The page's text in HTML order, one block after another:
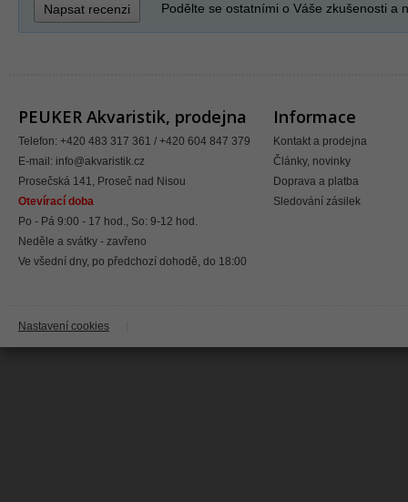
Napsat recenzi Podělte se ostatními o Váše zkušenosti a
PEUKER Akvaristik, prodejna
Telefon: +420 483 317 361 / +420 604 847 379
E-mail: info@akvaristik.cz
Prosečská 141, Proseč nad Nisou
Otevírací doba
Po - Pá 9:00 - 17 hod., So: 9-12 hod.
Neděle a svátky - zavřeno
Ve všední dny, po předchozí dohodě, do 18:00
Informace
Kontakt a prodejna
Články, novinky
Doprava a platba
Sledování zásilek
Nastavení cookies